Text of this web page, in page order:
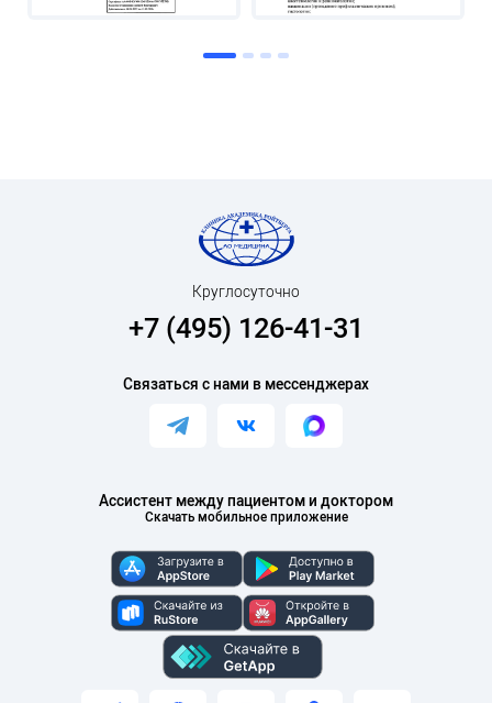
Ассистент между пациентом и доктором
Скачать мобильное приложение
Круглосуточно
+7 (495) 126-41-31
Связаться с нами в мессенджерах